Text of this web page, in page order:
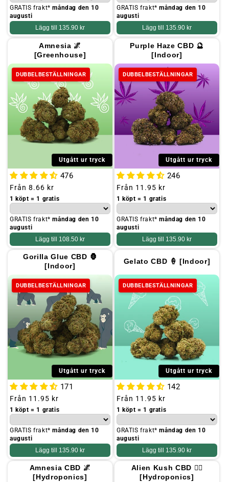
GRATIS frakt*måndag den 10
augusti
Lägg till 135.90 kr
GRATIS frakt*måndag den 10
augusti
Lägg till 135.90 kr
Amnesia 🌌
[Greenhouse]
DUBBELBESTÄLLNINGAR
Utgått ur tryck
476
Ordinarie
pris
Från 8.66 kr
1 köpt = 1 gratis
GRATIS frakt*måndag den 10
augusti
Lägg till 108.50 kr
Purple Haze CBD 🔮
[Indoor]
DUBBELBESTÄLLNINGAR
Utgått ur tryck
246
Ordinarie
pris
Från 11.95 kr
1 köpt = 1 gratis
GRATIS frakt*måndag den 10
augusti
Lägg till 135.90 kr
Gorilla Glue CBD 🦍
[Indoor]
DUBBELBESTÄLLNINGAR
Utgått ur tryck
171
Ordinarie
pris
Från 11.95 kr
1 köpt = 1 gratis
GRATIS frakt*måndag den 10
augusti
Lägg till 135.90 kr
Gelato CBD 🍦 [Indoor]
DUBBELBESTÄLLNINGAR
Utgått ur tryck
142
Ordinarie
pris
Från 11.95 kr
1 köpt = 1 gratis
GRATIS frakt*måndag den 10
augusti
Lägg till 135.90 kr
Amnesia CBD 🌌
[Hydroponics]
Alien Kush CBD 🧟‍♂️
[Hydroponics]